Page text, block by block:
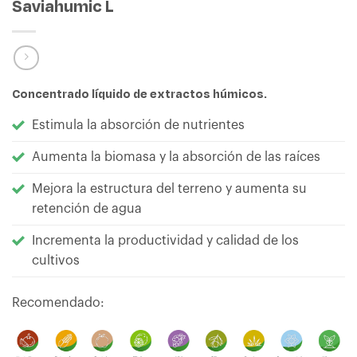
Saviahumic L
Concentrado líquido de extractos húmicos.
Estimula la absorción de nutrientes
Aumenta la biomasa y la absorción de las raíces
Mejora la estructura del terreno y aumenta su
retención de agua
Incrementa la productividad y calidad de los
cultivos
Recomendado: